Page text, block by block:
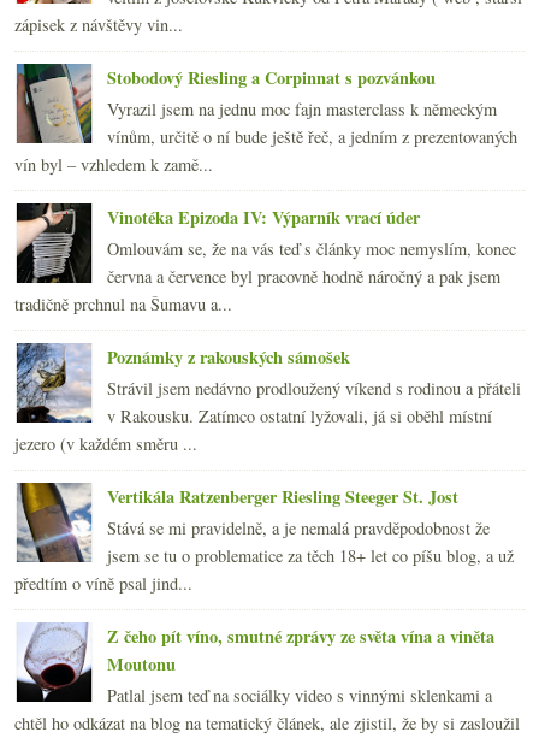
zápisek z návštěvy vin...
Stobodový Riesling a Corpinnat s pozvánkou
Vyrazil jsem na jednu moc fajn masterclass k německým
vínům, určitě o ní bude ještě řeč, a jedním z prezentovaných
vín byl – vzhledem k zamě...
Vinotéka Epizoda IV: Výparník vrací úder
Omlouvám se, že na vás teď s články moc nemyslím, konec
června a července byl pracovně hodně náročný a pak jsem
tradičně prchnul na Šumavu a...
Poznámky z rakouských sámošek
Strávil jsem nedávno prodloužený víkend s rodinou a přáteli
v Rakousku. Zatímco ostatní lyžovali, já si oběhl místní
jezero (v každém směru ...
Vertikála Ratzenberger Riesling Steeger St. Jost
Stává se mi pravidelně, a je nemalá pravděpodobnost že
jsem se tu o problematice za těch 18+ let co píšu blog, a už
předtím o víně psal jind...
Z čeho pít víno, smutné zprávy ze světa vína a viněta
Moutonu
Patlal jsem teď na sociálky video s vinnými sklenkami a
chtěl ho odkázat na blog na tematický článek, ale zjistil, že by si zasloužil